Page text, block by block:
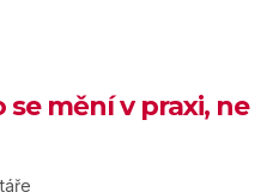
mění v praxi, ne